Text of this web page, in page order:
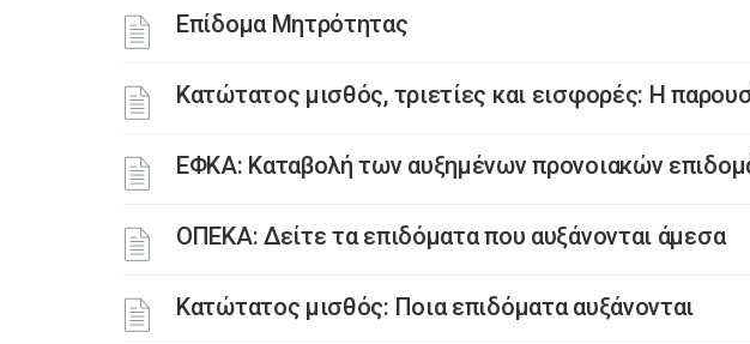
Επίδομα Μητρότητας
Κατώτατος μισθός, τριετίες και εισφορές: Η
ΕΦΚΑ: Καταβολή των αυξημένων προνοιακών
ΟΠΕΚΑ: Δείτε τα επιδόματα που αυξάνονται άμεσα
Κατώτατος μισθός: Ποια επιδόματα αυξάνονται